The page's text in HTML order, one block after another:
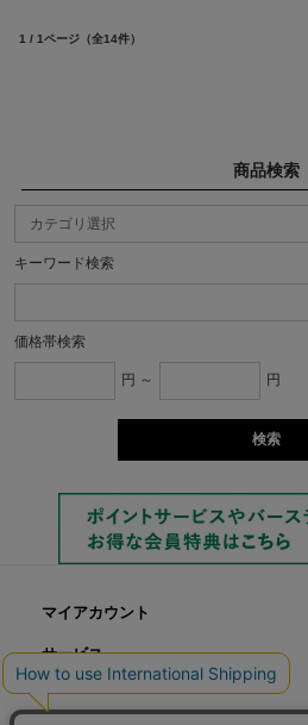
1 / 1ページ （全14件）
商品検索
キーワード検索
価格帯検索
円 ～ 円
マイアカウント
サービス